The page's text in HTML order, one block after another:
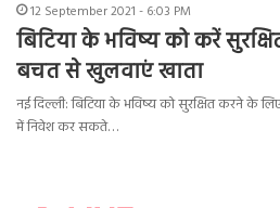
12 September 2021 - 6:03 PM
बिटिया के भविष्य को करें
बचत से खुलवाएं खाता
नई दिल्ली: बिटिया के भविष्य को सुरक्षित करने के
में निवेश कर सकते…